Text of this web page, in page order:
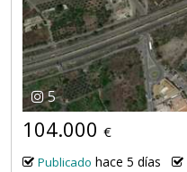
5
104.000 €
Publicado hace 5 días